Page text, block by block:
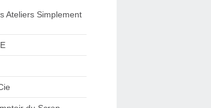
Ateliers Simplement